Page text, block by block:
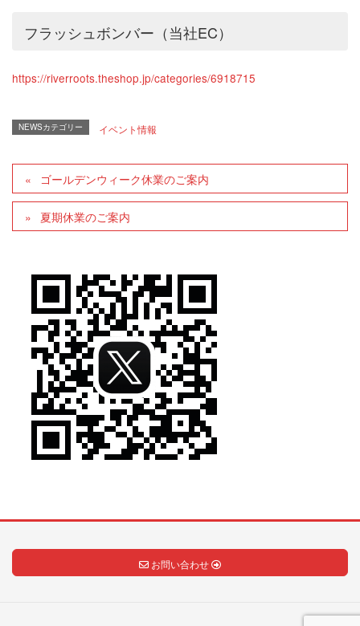
フラッシュボンバー（当社EC）
https://riverroots.theshop.jp/categories/6918715
NEWSカテゴリー イベント情報
ゴールデンウィーク休業のご案内
夏期休業のご案内
お問い合わせ